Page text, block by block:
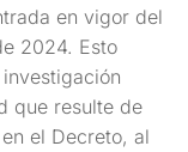
en vigor del
2024. Esto
que resulte de
el Decreto, al